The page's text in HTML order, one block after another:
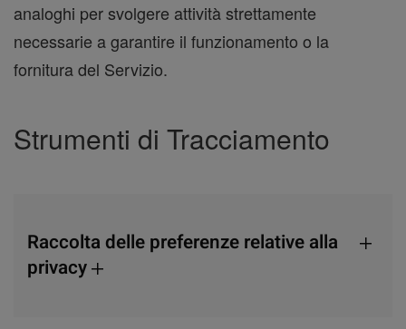
analoghi per svolgere attività strettamente
necessarie a garantire il funzionamento o la
fornitura del Servizio.
Strumenti di Tracciamento
Raccolta delle preferenze relative alla
privacy